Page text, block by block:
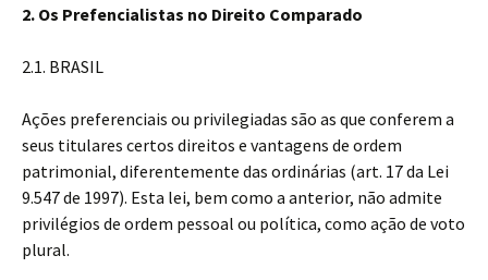
2. Os Prefencialistas no Direito Comparado
2.1. BRASIL
Ações preferenciais ou privilegiadas são as que conferem a
seus titulares certos direitos e vantagens de ordem
patrimonial, diferentemente das ordinárias (art. 17 da Lei
9.547 de 1997). Esta lei, bem como a anterior, não admite
privilégios de ordem pessoal ou política, como ação de voto
plural.